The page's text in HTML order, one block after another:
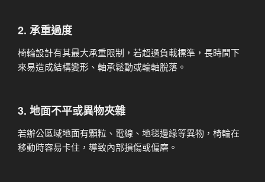
2. 承重過度
椅輪設計有其最大承重限制，若超過負載標準，長時間下
來易造成結構變形、軸承鬆動或輪軸脫落。
3. 地面不平或異物夾雜
若辦公區域地面有顆粒、電線、地毯邊緣等異物，椅輪在
移動時容易卡住，導致內部損傷或偏磨。